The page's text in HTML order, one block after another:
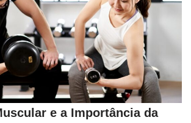
e a Importância da